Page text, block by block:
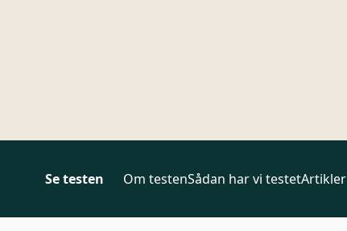
Se testen Om testenSådan har vi testetArtikler